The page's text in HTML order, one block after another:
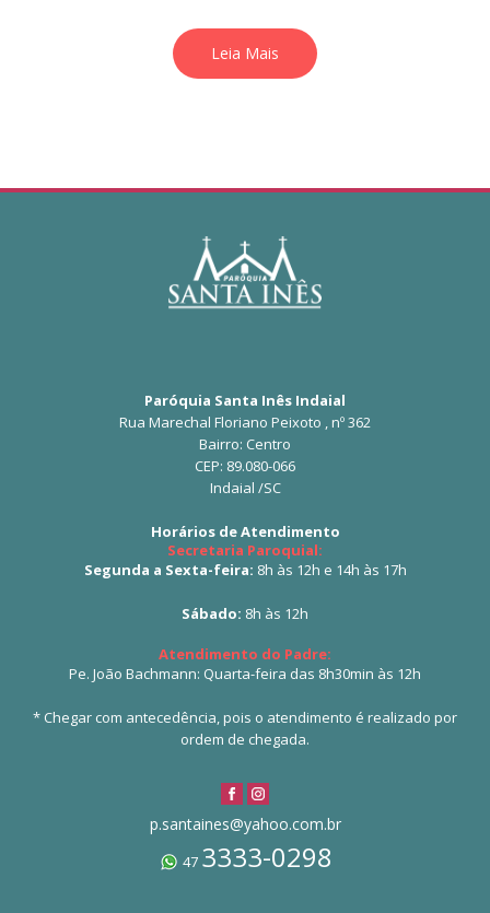
Leia Mais
Paróquia Santa Inês Indaial
Rua Marechal Floriano Peixoto , nº 362
Bairro: Centro
CEP: 89.080-066
Indaial /SC
Horários de Atendimento
Secretaria Paroquial:
Segunda a Sexta-feira: 8h às 12h e 14h às 17h
Sábado: 8h às 12h
Atendimento do Padre:
Pe. João Bachmann: Quarta-feira das 8h30min às 12h
* Chegar com antecedência, pois o atendimento é realizado por
ordem de chegada.
p.santaines@yahoo.com.br
47 3333-0298